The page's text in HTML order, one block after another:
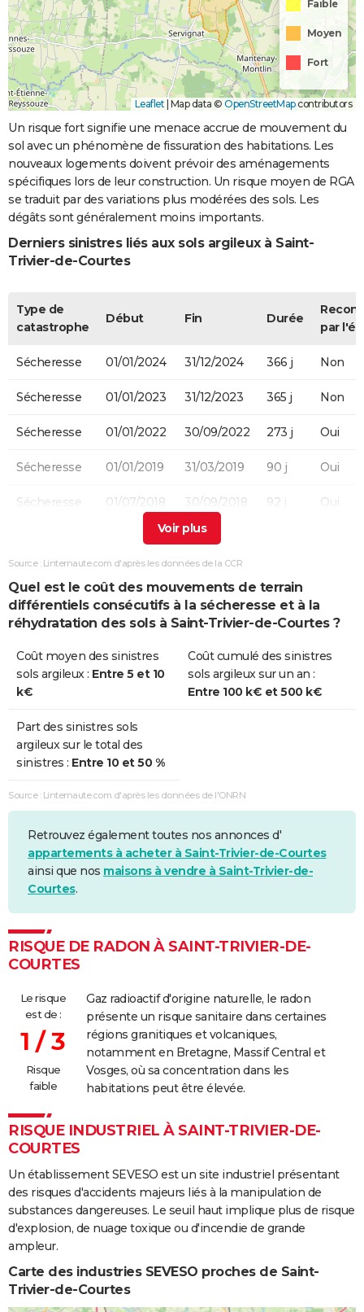
Faible
Moyen
Fort
Leaflet | Map data © OpenStreetMapcontributors
Un risque fort signifie une menace accrue de mouvement du
sol avec un phénomène de fissuration des habitations. Les
nouveaux logements doivent prévoir des aménagements
spécifiques lors de leur construction. Un risque moyen de RGA
se traduit par des variations plus modérées des sols. Les
dégâts sont généralement moins importants.
Derniers sinistres liés aux sols argileux à Saint-
Trivier-de-Courtes
Type de
catastrophe
Début Fin Durée
par
Sécheresse 01/01/2024 31/12/2024 366 j Non
Sécheresse 01/01/2023 31/12/2023 365 j Non
Sécheresse 01/01/2022 30/09/2022 273 j Oui
Sécheresse 01/01/2019 31/03/2019 90 j Oui
Sécheresse 01/07/2018 30/09/2018 92 j Oui
01/07/2003 30/09/2003
Source : Linternaute.com d'après les données de la CCR
Quel est le coût des mouvements de terrain
différentiels consécutifs à la sécheresse et à la
réhydratation des sols à Saint-Trivier-de-Courtes ?
Coût moyen des sinistres
sols argileux : Entre 5 et 10
k€
Coût cumulé des sinistres
sols argileux sur un an :
Entre 100 k€ et 500 k€
Part des sinistres sols
argileux sur le total des
sinistres : Entre 10 et 50 %
Source : Linternaute.com d'après les données de l'ONRN
Retrouvez également toutes nos annonces d'
appartements à acheter à Saint-Trivier-de-Courtes
ainsi que nos maisons à vendre à Saint-Trivier-de-
Courtes.
RISQUE DE RADON À SAINT-TRIVIER-DE-
COURTES
Le risque
est de :
1 / 3
Risque
faible
Gaz radioactif d'origine naturelle, le radon
présente un risque sanitaire dans certaines
régions granitiques et volcaniques,
notamment en Bretagne, Massif Central et
Vosges, où sa concentration dans les
habitations peut être élevée.
RISQUE INDUSTRIEL À SAINT-TRIVIER-DE-
COURTES
Un établissement SEVESO est un site industriel présentant
des risques d'accidents majeurs liés à la manipulation de
substances dangereuses. Le seuil haut implique plus de risque
d'explosion, de nuage toxique ou d'incendie de grande
ampleur.
Carte des industries SEVESO proches de Saint-
Trivier-de-Courtes